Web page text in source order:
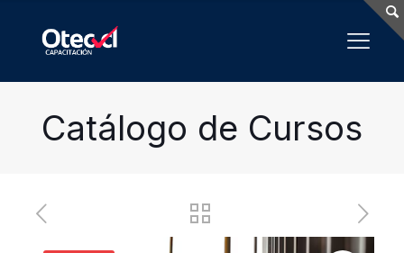
Catálogo de Cursos